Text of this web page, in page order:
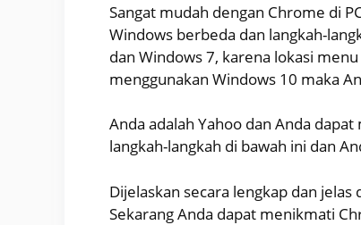
Sangat mudah dengan Chrome di
Windows berbeda dan langkah-
dan Windows 7, karena lokasi
menggunakan Windows 10 maka
Anda adalah Yahoo dan Anda
langkah-langkah di bawah ini dan
Dijelaskan secara lengkap dan
Sekarang Anda dapat menikmati